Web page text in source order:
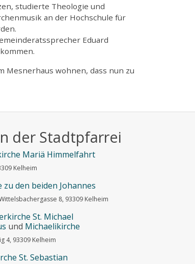
studierte Theologie und
an der Hochschule für
Eduard
Mesnerhaus wohnen, dass nun zu
der Stadtpfarrei
Mariä Himmelfahrt
Kelheim
zu den beiden Johannes
8, 93309 Kelheim
St. Michael
und Michaelikirche
4, 93309 Kelheim
St. Sebastian